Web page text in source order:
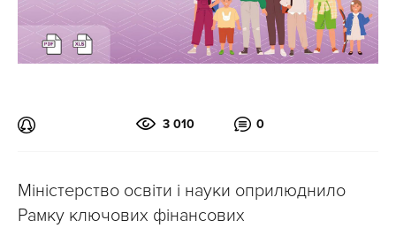
3 010 0
Міністерство освіти і науки оприлюднило
Рамку ключових фінансових